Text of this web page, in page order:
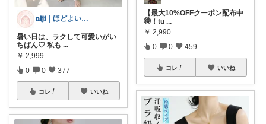
𝐧𝐢𝐣𝐢｜ほどよい華を、暮らしに
暑い日は、ラクして可愛いがい
ちばん♡ 私も ...
￥ 2,999
0 0 377
コレ いいね
​【最大10%OFFクーポン配布中
🉐！tu ...
￥ 2,990
0 0 459
コレ いいね